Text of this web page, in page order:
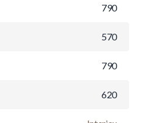
790
570
790
620